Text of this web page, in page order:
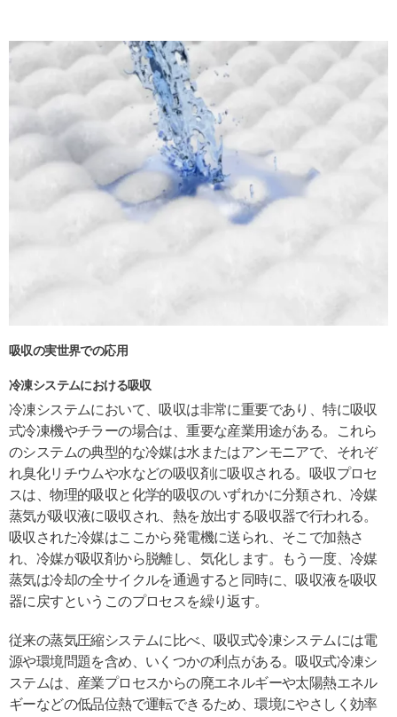
吸収の実世界での応用
冷凍システムにおける吸収
冷凍システムにおいて、吸収は非常に重要であり、特に吸収
式冷凍機やチラーの場合は、重要な産業用途がある。これら
のシステムの典型的な冷媒は水またはアンモニアで、それぞ
れ臭化リチウムや水などの吸収剤に吸収される。吸収プロセ
スは、物理的吸収と化学的吸収のいずれかに分類され、冷媒
蒸気が吸収液に吸収され、熱を放出する吸収器で行われる。
吸収された冷媒はここから発電機に送られ、そこで加熱さ
れ、冷媒が吸収剤から脱離し、気化します。もう一度、冷媒
蒸気は冷却の全サイクルを通過すると同時に、吸収液を吸収
器に戻すというこのプロセスを繰り返す。
従来の蒸気圧縮システムに比べ、吸収式冷凍システムには電
源や環境問題を含め、いくつかの利点がある。吸収式冷凍シ
ステムは、産業プロセスからの廃エネルギーや太陽熱エネル
ギーなどの低品位熱で運転できるため、環境にやさしく効率